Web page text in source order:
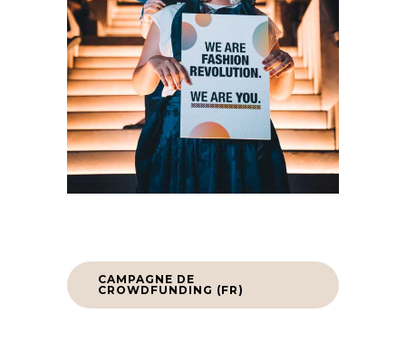
CAMPAGNE DE
CROWDFUNDING (FR)